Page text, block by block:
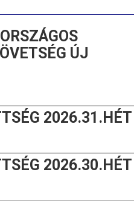
ÚJ
2026.31.HÉT
2026.30.HÉT